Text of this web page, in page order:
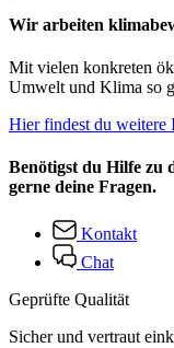
Wir arbeiten
Mit vielen konkreten
Umwelt und Klima so
Hier findest du weitere
Benötigst du Hilfe zu
gerne deine Fragen.
Kontakt
Chat
Geprüfte Qualität
Sicher und vertraut